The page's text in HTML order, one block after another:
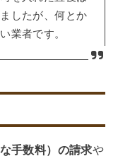
したが、何とか
業者です。
手数料）の請求や